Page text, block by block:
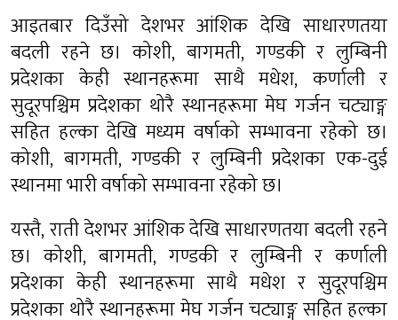
आइतबार दिउँसो देशभर आंशिक देखि साधारणतया
बदली रहने छ। कोशी, बागमती, गण्डकी र लुम्बिनी
प्रदेशका केही स्थानहरूमा साथै मधेश, कर्णाली र
सुदूरपश्चिम प्रदेशका थोरै स्थानहरूमा मेघ गर्जन चट्याङ्ग
सहित हल्का देखि मध्यम वर्षाको सम्भावना रहेको छ।
कोशी, बागमती, गण्डकी र लुम्बिनी प्रदेशका एक-दुई
स्थानमा भारी वर्षाको सम्भावना रहेको छ।
यस्तै, राती देशभर आंशिक देखि साधारणतया बदली रहने
छ। कोशी, बागमती, गण्डकी र लुम्बिनी र कर्णाली
प्रदेशका केही स्थानहरूमा साथै मधेश र सुदूरपश्चिम
प्रदेशका थोरै स्थानहरूमा मेघ गर्जन चट्याङ्ग सहित हल्का